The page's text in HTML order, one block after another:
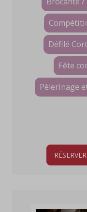
Défilé
Fête
Pèlerinage
RÉSERVER